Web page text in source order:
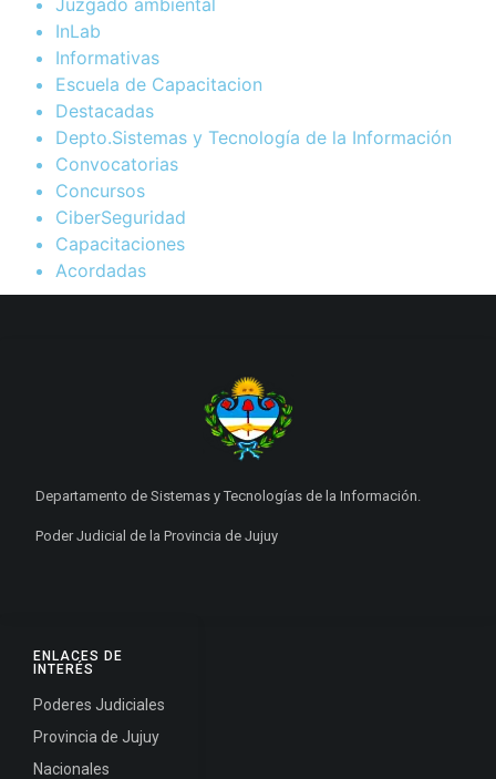
Juzgado ambiental
InLab
Informativas
Escuela de Capacitacion
Destacadas
Depto.Sistemas y Tecnología de la Información
Convocatorias
Concursos
CiberSeguridad
Capacitaciones
Acordadas
ENLACES DE
INTERÉS
Poderes Judiciales
Provincia de Jujuy
Nacionales
Departamento de Sistemas y Tecnologías de la Información.
Poder Judicial de la Provincia de Jujuy